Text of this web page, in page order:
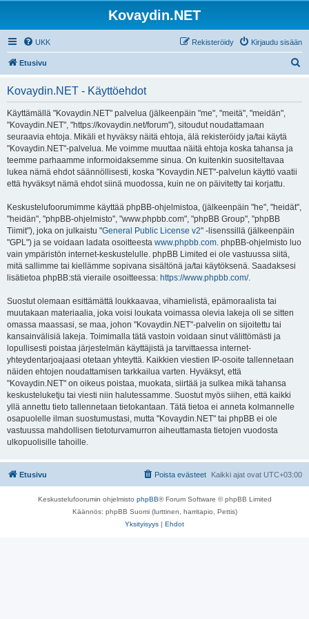
Kovaydin.NET
UKK Kirjaudu sisään
Rekisteröidy
Etusivu
Kovaydin.NET - Käyttöehdot
Käyttämällä "Kovaydin.NET" palvelua (jälkeenpäin "me", "meitä", "meidän",
"Kovaydin.NET", "https://kovaydin.net/forum"), sitoudut noudattamaan
seuraavia ehtoja. Mikäli et hyväksy näitä ehtoja, älä rekisteröidy ja/tai käytä
"Kovaydin.NET"-palvelua. Me voimme muuttaa näitä ehtoja koska tahansa ja
teemme parhaamme informoidaksemme sinua. On kuitenkin suositeltavaa
lukea nämä ehdot säännöllisesti, koska "Kovaydin.NET"-palvelun käyttö vaatii
että hyväksyt nämä ehdot siinä muodossa, kuin ne on päivitetty tai korjattu.
Keskustelufoorumimme käyttää phpBB-ohjelmistoa, (jälkeenpäin "he", "heidät",
"heidän", "phpBB-ohjelmisto", "www.phpbb.com", "phpBB Group", "phpBB
Tiimit"), joka on julkaistu "General Public License v2" -lisenssillä (jälkeenpäin
"GPL") ja se voidaan ladata osoitteesta www.phpbb.com. phpBB-ohjelmisto luo
vain ympäristön internet-keskustelulle. phpBB Limited ei ole vastuussa siitä,
mitä sallimme tai kiellämme sopivana sisältönä ja/tai käytöksenä. Saadaksesi
lisätietoa phpBB:stä vieraile osoitteessa: https://www.phpbb.com/.
Suostut olemaan esittämättä loukkaavaa, vihamielistä, epämoraalista tai
muutakaan materiaalia, joka voisi loukata voimassa olevia lakeja oli se sitten
omassa maassasi, se maa, johon "Kovaydin.NET"-palvelin on sijoitettu tai
kansainvälisiä lakeja. Toimimalla tätä vastoin voidaan sinut välittömästi ja
lopullisesti poistaa järjestelmän käyttäjistä ja tarvittaessa internet-
yhteydentarjoajaasi otetaan yhteyttä. Kaikkien viestien IP-osoite tallennetaan
näiden ehtojen noudattamisen tarkkailua varten. Hyväksyt, että
"Kovaydin.NET" on oikeus poistaa, muokata, siirtää ja sulkea mikä tahansa
keskusteluketju tai viesti niin halutessamme. Suostut myös siihen, että kaikki
yllä annettu tieto tallennetaan tietokantaan. Tätä tietoa ei anneta kolmannelle
osapuolelle ilman suostumustasi, mutta "Kovaydin.NET" tai phpBB ei ole
vastuussa mahdollisen tietoturvamurron aiheuttamasta tietojen vuodosta
ulkopuolisille tahoille.
Etusivu Kaikki ajat ovat UTC+03:00
Poista evästeet
Keskustelufoorumin ohjelmisto phpBB® Forum Software © phpBB Limited
Käännös: phpBB Suomi (lurttinen, harritapio, Pettis)
Yksityisyys | Ehdot